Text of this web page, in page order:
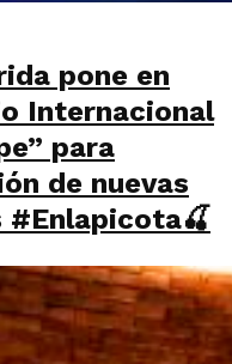
pone en
Internacional
para
de nuevas